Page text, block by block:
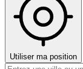
Utiliser ma position